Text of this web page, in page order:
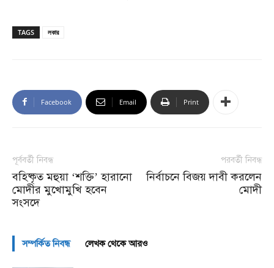
TAGS লকার
Facebook Email Print
পূর্ববর্তী নিবন্ধ
বহিষ্কৃত মহুয়া ‘শক্তি’ হারানো
মোদীর মুখোমুখি হবেন
সংসদে
পরবর্তী নিবন্ধ
নির্বাচনে বিজয় দাবী করলেন
মোদী
সম্পর্কিত নিবন্ধ লেখক থেকে আরও